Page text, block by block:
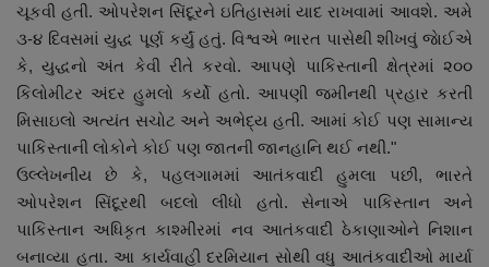
ચૂકવી હતી. ઓપરેશન સિંદૂરને ઇતિહાસમાં યાદ રાખવામાં આવશે. અમે
૩-૪ દિવસમાં યુદ્ધ પૂર્ણ કર્યું હતું. વિશ્વએ ભારત પાસેથી શીખવું જાેઈએ
કે, યુદ્ધનો અંત કેવી રીતે કરવો. આપણે પાકિસ્તાની ક્ષેત્રમાં ૨૦૦
કિલોમીટર અંદર હુમલો કર્યો હતો. આપણી જમીનથી પ્રહાર કરતી
મિસાઇલો અત્યંત સચોટ અને અભેદ્ય હતી. આમાં કોઈ પણ સામાન્ય
પાકિસ્તાની લોકોને કોઈ પણ જાતની જાનહાનિ થઈ નથી."
ઉલ્લેખનીય છે કે, પહલગામમાં આતંકવાદી હુમલા પછી, ભારતે
ઓપરેશન સિંદૂરથી બદલો લીધો હતો. સેનાએ પાકિસ્તાન અને
પાકિસ્તાન અધિકૃત કાશ્મીરમાં નવ આતંકવાદી ઠેકાણાઓને નિશાન
બનાવ્યા હતા. આ કાર્યવાહી દરમિયાન સોથી વધુ આતંકવાદીઓ માર્યા